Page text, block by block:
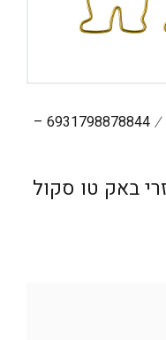
6931798878844 –